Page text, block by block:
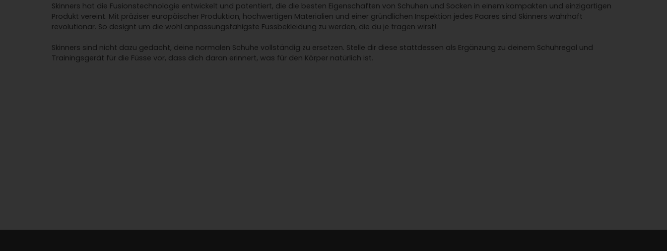
Skinners hat die Fusionstechnologie entwickelt und patentiert, die die besten Eigenschaften von Schuhen und Socken in einem kompakten und einzigartigen
Produkt vereint. Mit präziser europäischer Produktion, hochwertigen Materialien und einer gründlichen Inspektion jedes Paares sind Skinners wahrhaft
revolutionär. So designt um die wohl anpassungsfähigste Fussbekleidung zu werden, die du je tragen wirst!
Skinners sind nicht dazu gedacht, deine normalen Schuhe vollständig zu ersetzen. Stelle dir diese stattdessen als Ergänzung zu deinem Schuhregal und
Trainingsgerät für die Füsse vor, dass dich daran erinnert, was für den Körper natürlich ist.